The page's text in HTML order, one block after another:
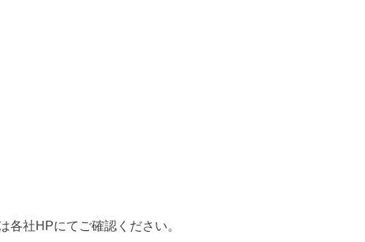
社HPにてご確認ください。